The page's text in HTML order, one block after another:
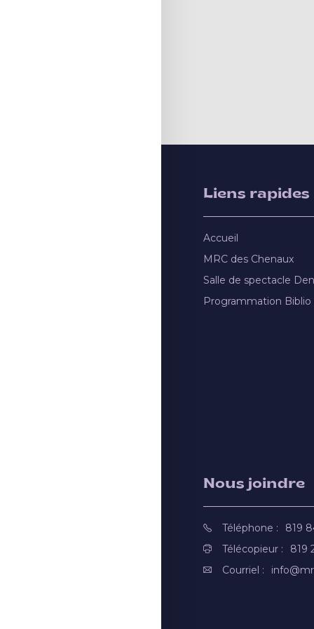
Liens rapides
Accueil
MRC des Chenaux
Salle de spectacle
Programmation Biblio
Nous joindre
Téléphone :
819
Télécopieur :
819
Courriel :